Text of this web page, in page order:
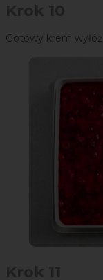
Gotowy krem